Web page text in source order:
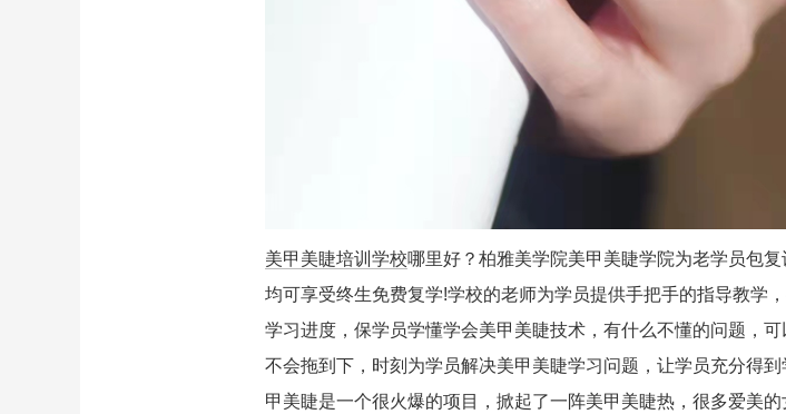
美甲美睫培训学校哪里好？柏雅美学院美甲美睫学院为老学员包
均可享受终生免费复学!学校的老师为学员提供手把手的指导教学
学习进度，保学员学懂学会美甲美睫技术，有什么不懂的问题，可
不会拖到下，时刻为学员解决美甲美睫学习问题，让学员充分得到
甲美睫是一个很火爆的项目，掀起了一阵美甲美睫热，很多爱美的